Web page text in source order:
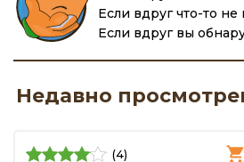
Если вдруг что-то
Если вдруг вы
Недавно
(4)